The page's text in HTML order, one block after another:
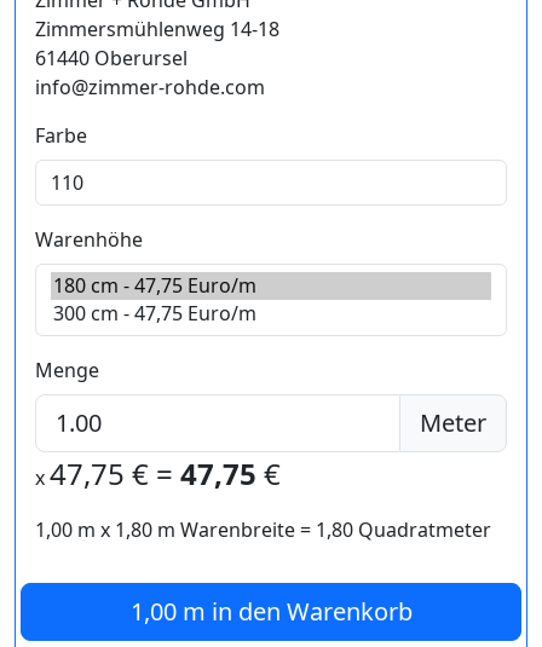
Zimmersmühlenweg 14-18
61440 Oberursel
info@zimmer-rohde.com
Farbe
Warenhöhe
Menge
Meter
x47,75 € = 47,75 €
1,00 m x 1,80 m Warenbreite = 1,80 Quadratmeter
1,00 m in den Warenkorb